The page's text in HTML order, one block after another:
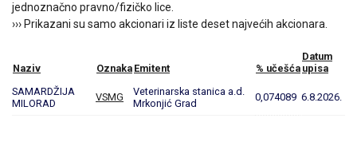
jednoznačno pravno/fizičko lice.
››› Prikazani su samo akcionari iz liste deset najvećih akcionara.
Naziv Oznaka Emitent % učešća
Datum
upisa
SAMARDŽIJA
MILORAD
VSMG
Veterinarska stanica a.d.
Mrkonjić Grad
0,074089 6.8.2026.